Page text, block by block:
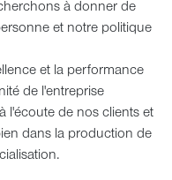
à donner de
et notre politique
et la performance
de l'entreprise
l'écoute de nos clients et
dans la production de